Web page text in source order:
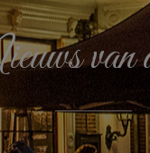
van